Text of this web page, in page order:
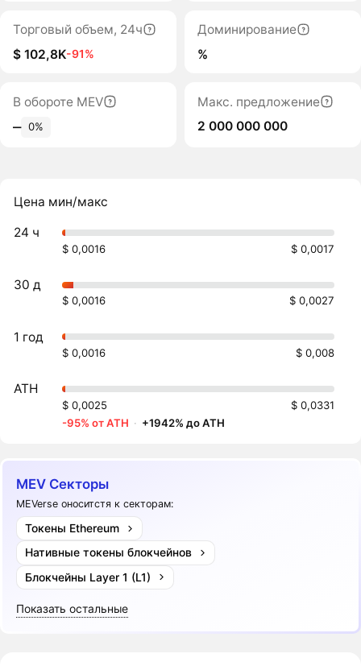
Торговый объем, 24ч
$ 102,8K-91%
Доминирование
%
В обороте MEV
‒ 0%
Макс. предложение
2 000 000 000
Цена мин/макс
24 ч
$ 0,0016 $ 0,0017
30 д
$ 0,0016 $ 0,0027
1 год
$ 0,0016 $ 0,008
ATH
$ 0,0025
$ 0,0331
-95% от ATH · +1942% до ATH
MEV Секторы
MEVerse оноситстя к секторам:
Токены Ethereum
Нативные токены блокчейнов
Блокчейны Layer 1 (L1)
Показать остальные